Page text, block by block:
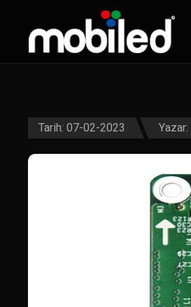
Tarih: 07-02-2023 Yazar: